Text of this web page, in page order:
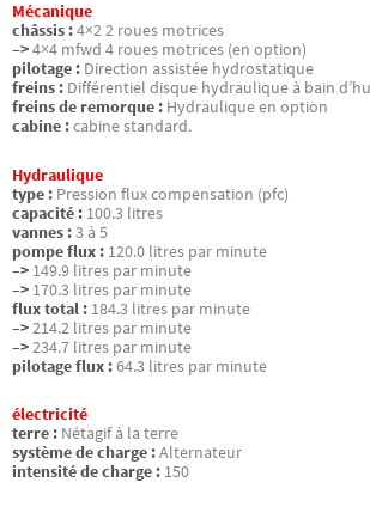
Mécanique
châssis :4×2 2 roues motrices
–>4×4 mfwd 4 roues motrices (en option)
pilotage : Direction assistée hydrostatique
freins : Différentiel disque hydraulique à bain
freins de remorque : Hydraulique en option
cabine :cabine standard.
Hydraulique
type : Pression flux compensation (pfc)
capacité : 100.3 litres
vannes :3 à 5
pompe flux : 120.0 litres par minute
–> 149.9 litres par minute
–> 170.3 litres par minute
flux total : 184.3 litres par minute
–>214.2 litres par minute
–>234.7 litres par minute
pilotage flux :64.3 litres par minute
électricité
terre : Nétagif à la terre
système de charge :Alternateur
intensité de charge : 150